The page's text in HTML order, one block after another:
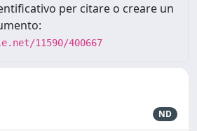
per citare o creare un
11590/400667
ND